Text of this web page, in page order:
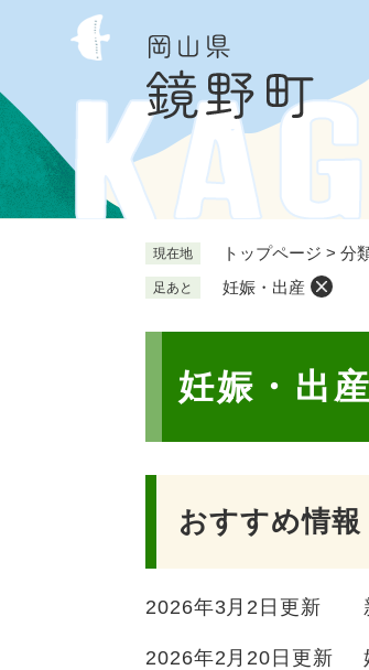
の
で
。
ー
ば
て
現在地 トップページ > 分
足あと 妊娠・出産
妊娠・出産
おすすめ情報
2026年3月2日更新
2026年2月20日更新